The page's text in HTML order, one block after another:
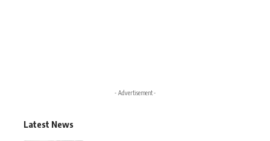
- Advertisement -
Latest News